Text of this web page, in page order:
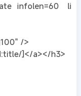
infolen=60 li
/>
]</a></h3>